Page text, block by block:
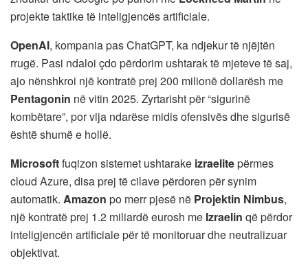
projekte taktike të inteligjencës artificiale.
OpenAI, kompania pas ChatGPT, ka ndjekur të njëjtën
rrugë. Pasi ndaloi çdo përdorim ushtarak të mjeteve të saj,
ajo nënshkroi një kontratë prej 200 milionë dollarësh me
Pentagonin në vitin 2025. Zyrtarisht për “sigurinë
kombëtare”, por vija ndarëse midis ofensivës dhe sigurisë
është shumë e hollë.
Microsoftfuqizon sistemet ushtarake izraelitepërmes
cloud Azure, disa prej të cilave përdoren për synim
automatik. Amazon po merr pjesë në Projektin Nimbus,
një kontratë prej 1.2 miliardë eurosh me Izraelin që përdor
inteligjencën artificiale për të monitoruar dhe neutralizuar
objektivat.